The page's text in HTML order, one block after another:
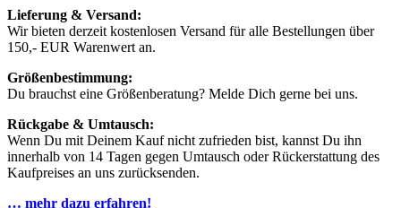
Lieferung & Versand:
Wir bieten derzeit kostenlosen Versand für alle Bestellungen über
150,- EUR Warenwert an.
Größenbestimmung:
Du brauchst eine Größenberatung? Melde Dich gerne bei uns.
Rückgabe & Umtausch:
Wenn Du mit Deinem Kauf nicht zufrieden bist, kannst Du ihn
innerhalb von 14 Tagen gegen Umtausch oder Rückerstattung des
Kaufpreises an uns zurücksenden.
… mehr dazu erfahren!